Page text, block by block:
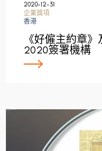
2020-12-31
企業獎項
香港
《好僱主約章
2020簽署機構